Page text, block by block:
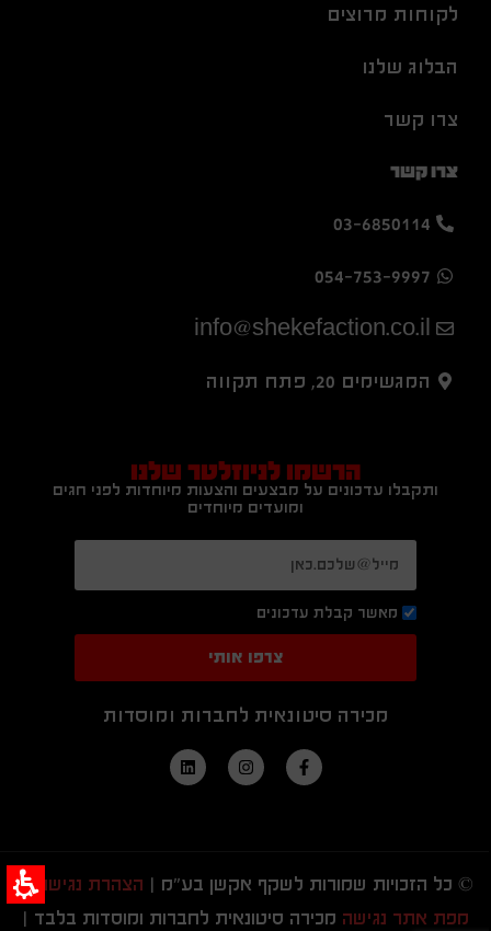
לקוחות מרוצים
הבלוג שלנו
צרו קשר
צרו קשר
03-6850114
054-753-9997
info@shekefaction.co.il
המגשימים 20, פתח תקווה
הרשמו לניוזלטר שלנו
ותקבלו עדכונים על מבצעים והצעות מיוחדות לפני חגים
ומועדים מיוחדים
מאשר קבלת עדכונים
צרפו אותי
מכירה סיטונאית לחברות ומוסדות
© כל הזכויות שמורות לשקף אקשן בע"מ | הצהרת נגישות|
מפת אתר נגישהמכירה סיטונאית לחברות ומוסדות בלבד |